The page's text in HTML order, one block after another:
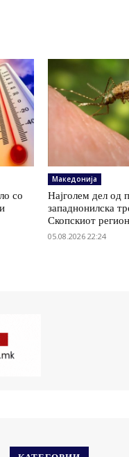
со
Македонија
Најголем дел од
западнонилска
Скопскиот
05.08.2026 22:24